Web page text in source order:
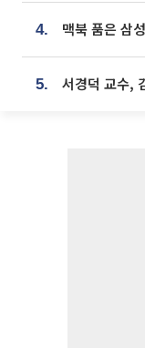
4.
5.